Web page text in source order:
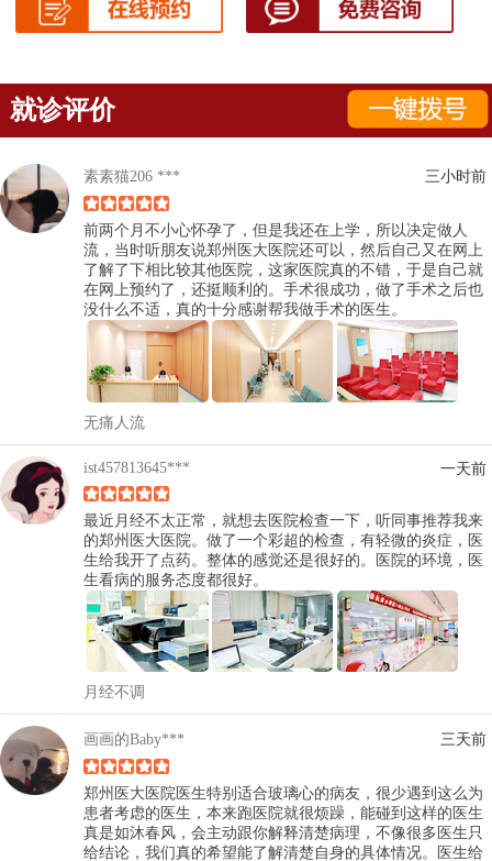
就诊评价
素素猫206 *** 三小时前
前两个月不小心怀孕了，但是我还在上学，所以决定做人
流，当时听朋友说郑州医大医院还可以，然后自己又在网上
了解了下相比较其他医院，这家医院真的不错，于是自己就
在网上预约了，还挺顺利的。手术很成功，做了手术之后也
没什么不适，真的十分感谢帮我做手术的医生。
无痛人流
ist457813645*** 一天前
最近月经不太正常，就想去医院检查一下，听同事推荐我来
的郑州医大医院。做了一个彩超的检查，有轻微的炎症，医
生给我开了点药。整体的感觉还是很好的。医院的环境，医
生看病的服务态度都很好。
月经不调
画画的Baby*** 三天前
郑州医大医院医生特别适合玻璃心的病友，很少遇到这么为
患者考虑的医生，本来跑医院就很烦躁，能碰到这样的医生
真是如沐春风，会主动跟你解释清楚病理，不像很多医生只
给结论，我们真的希望能了解清楚自身的具体情况。医生给